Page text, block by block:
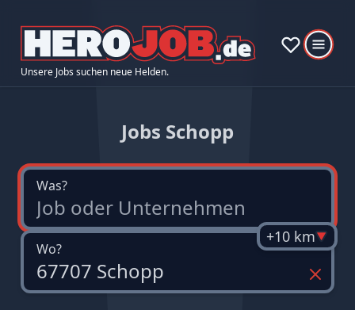
Unsere Jobs suchen neue Helden.
Jobs Schopp
Was?
Wo?
+10 km